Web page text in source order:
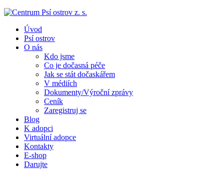
Úvod
Psí ostrov
O nás
Kdo jsme
Co je dočasná péče
Jak se stát dočaskářem
V médiích
Dokumenty/Výroční zprávy
Ceník
Zaregistruj se
Blog
K adopci
Virtuální adopce
Kontakty
E-shop
Darujte